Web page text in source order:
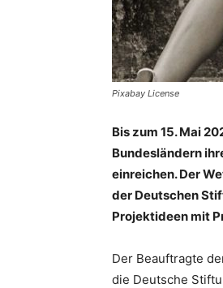
Pixabay License
Bis zum 15. Mai
Bundesländern
einreichen. Der
der Deutschen
Projektideen mit
Der Beauftragte
die Deutsche